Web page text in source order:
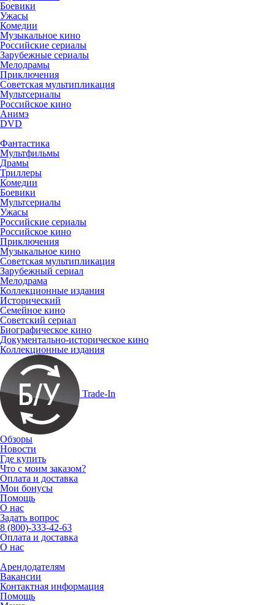
Боевики
Ужасы
Комедии
Музыкальное кино
Российские сериалы
Зарубежные сериалы
Мелодрамы
Приключения
Советская мультипликация
Мультсериалы
Российское кино
Анимэ
DVD
Фантастика
Мультфильмы
Драмы
Триллеры
Комедии
Боевики
Мультсериалы
Ужасы
Российские сериалы
Российское кино
Приключения
Музыкальное кино
Советская мультипликация
Зарубежный сериал
Мелодрама
Коллекционные издания
Исторический
Семейное кино
Советский сериал
Биографическое кино
Документально-историческое кино
Коллекционные издания
Trade-In
Обзоры
Новости
Где купить
Что с моим заказом?
Оплата и доставка
Мои бонусы
Помощь
О нас
Задать вопрос
8 (800)-333-42-63
Оплата и доставка
О нас
Арендодателям
Вакансии
Контактная информация
Помощь